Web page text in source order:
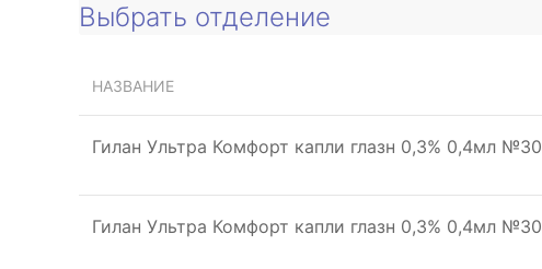
Выбрать отделение
НАЗВАНИЕ
Гилан Ультра Комфорт капли глазн 0,3% 0,4мл №30
Гилан Ультра Комфорт капли глазн 0,3% 0,4мл №30